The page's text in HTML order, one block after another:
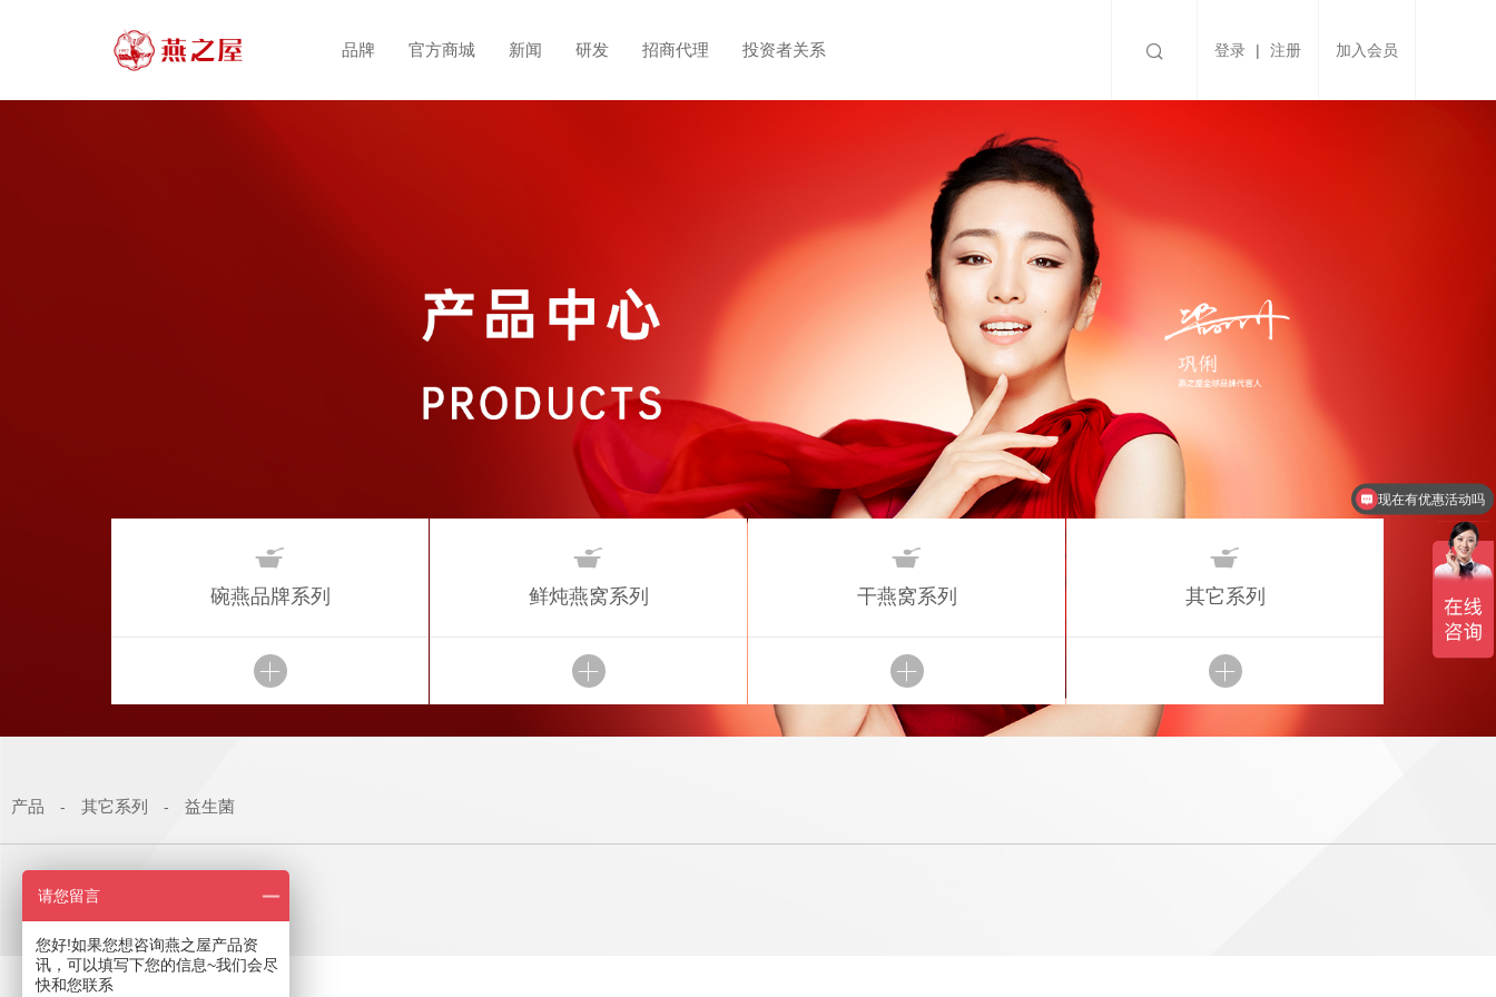
品牌 官方商城 新闻 研发 招商代理 投资者关系  登录 | 注册 加入会员

碗燕品牌系列

鲜炖燕窝系列

干燕窝系列

其它系列
产品 - 其它系列 - 益生菌
现在有优惠活动吗
请您留言
您好!如果您想咨询燕之屋产品资
讯，可以填写下您的信息~我们会尽
快和您联系